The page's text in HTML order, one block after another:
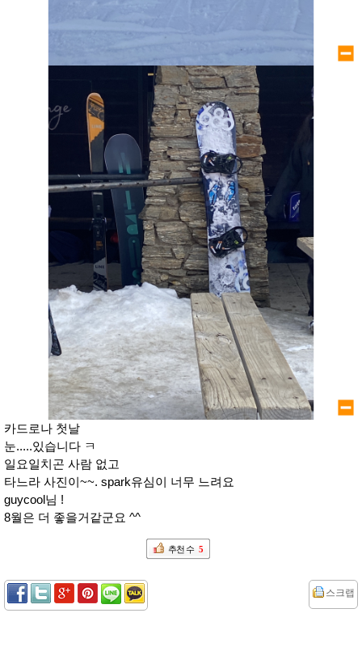
카드로나 첫날
눈.....있습니다 ㅋ
일요일치곤 사람 없고
타느라 사진이~~. spark유심이 너무 느려요
guycool님 !
8월은 더 좋을거같군요 ^^
추천 수 5
스크랩